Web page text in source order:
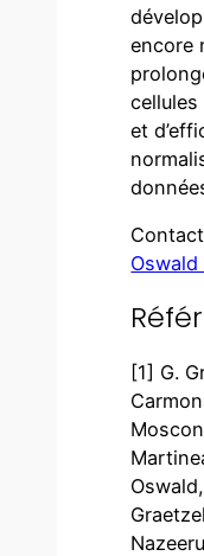
encore
et
Oswald
[1] G.